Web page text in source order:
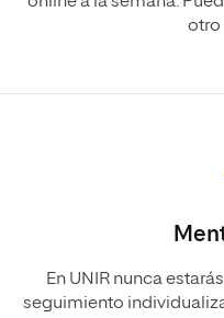
otro
En UNIR nunca
seguimiento